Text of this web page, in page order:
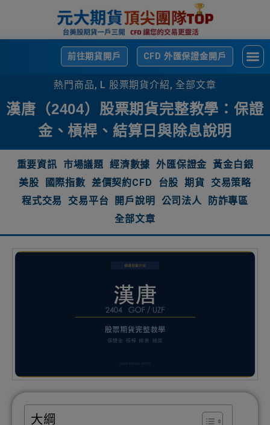
前往期貨開戶 CFD 外匯保證金開戶
熱門商品, L 股票期貨介紹, 全部文章
漢唐（2404）股票期貨完整教學：保證
金、槓桿、結算日與除息說明
重要資訊 市場議題 經濟數據 外匯保證金
黃金白銀
美股
國際指數 差價契約CFD 台股 期貨
交易策略
程式交易
交易平台 開戶說明 公司法人
防詐專區
全部文章
大綱